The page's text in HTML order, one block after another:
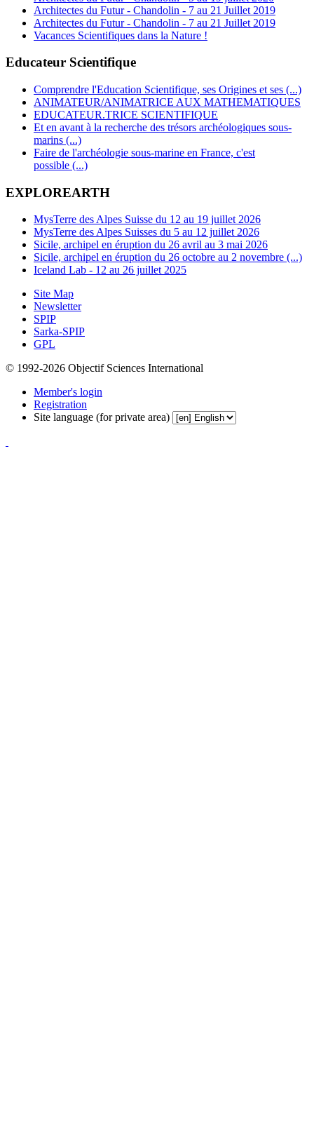
Architectes du Futur - Chandolin - 7 au 21 Juillet 2019
Architectes du Futur - Chandolin - 7 au 21 Juillet 2019
Vacances Scientifiques dans la Nature !
Educateur Scientifique
Comprendre l'Education Scientifique, ses Origines et ses (...)
ANIMATEUR/ANIMATRICE AUX MATHEMATIQUES
EDUCATEUR.TRICE SCIENTIFIQUE
Et en avant à la recherche des trésors archéologiques sous-
marins (...)
Faire de l'archéologie sous-marine en France, c'est
possible (...)
EXPLOREARTH
MysTerre des Alpes Suisse du 12 au 19 juillet 2026
MysTerre des Alpes Suisses du 5 au 12 juillet 2026
Sicile, archipel en éruption du 26 avril au 3 mai 2026
Sicile, archipel en éruption du 26 octobre au 2 novembre (...)
Iceland Lab - 12 au 26 juillet 2025
Site Map
Newsletter
SPIP
Sarka-SPIP
GPL
© 1992-2026 Objectif Sciences International
Member's login
Registration
Site language (for private area)